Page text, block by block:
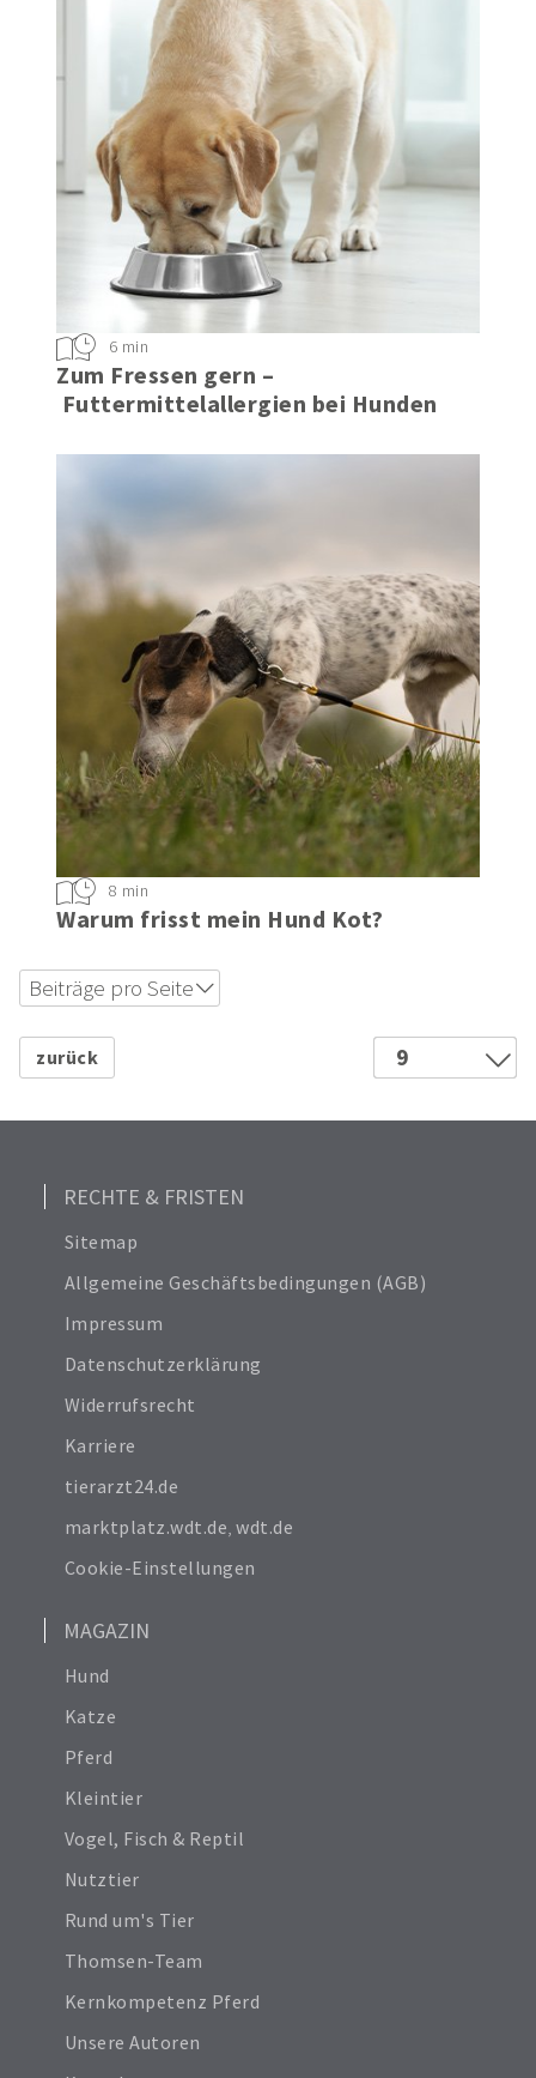
Zum Fressen gern –
Futtermittelallergien bei Hunden
6 min
Warum frisst mein Hund Kot?
8 min
Beiträge pro Seite
18
24
Alle anzeigen
2
7
9
RECHTE & FRISTEN
Sitemap
Allgemeine Geschäftsbedingungen (AGB)
Impressum
Datenschutzerklärung
Widerrufsrecht
Karriere
tierarzt24.de
marktplatz.wdt.de,wdt.de
Cookie-Einstellungen
MAGAZIN
Hund
Katze
Pferd
Kleintier
Vogel, Fisch & Reptil
Nutztier
Rund um's Tier
Thomsen-Team
Kernkompetenz Pferd
Unsere Autoren